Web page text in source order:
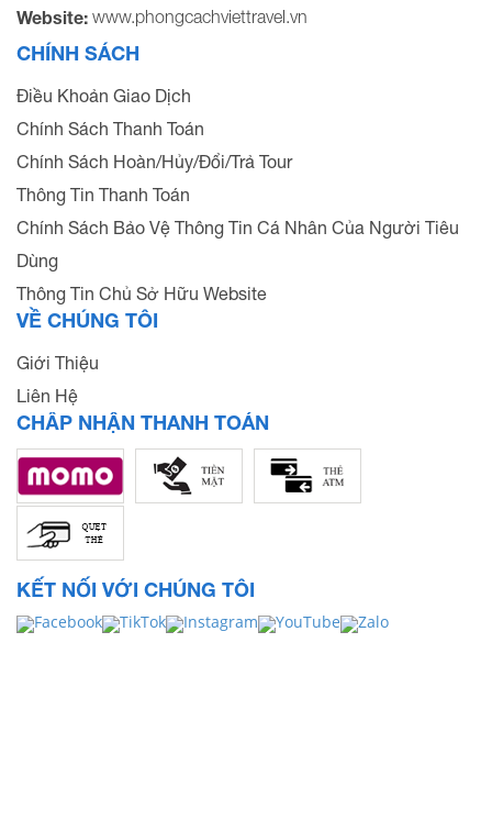
Website: www.phongcachviettravel.vn
CHÍNH SÁCH
Điều Khoản Giao Dịch
Chính Sách Thanh Toán
Chính Sách Hoàn/Hủy/Đổi/Trả Tour
Thông Tin Thanh Toán
Chính Sách Bảo Vệ Thông Tin Cá Nhân Của Người Tiêu
Dùng
Thông Tin Chủ Sở Hữu Website
VỀ CHÚNG TÔI
Giới Thiệu
Liên Hệ
CHẤP NHẬN THANH TOÁN
KẾT NỐI VỚI CHÚNG TÔI